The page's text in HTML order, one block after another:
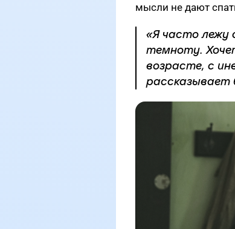
мысли не дают
«Я часто
темноту.
возрасте, с
рассказывает